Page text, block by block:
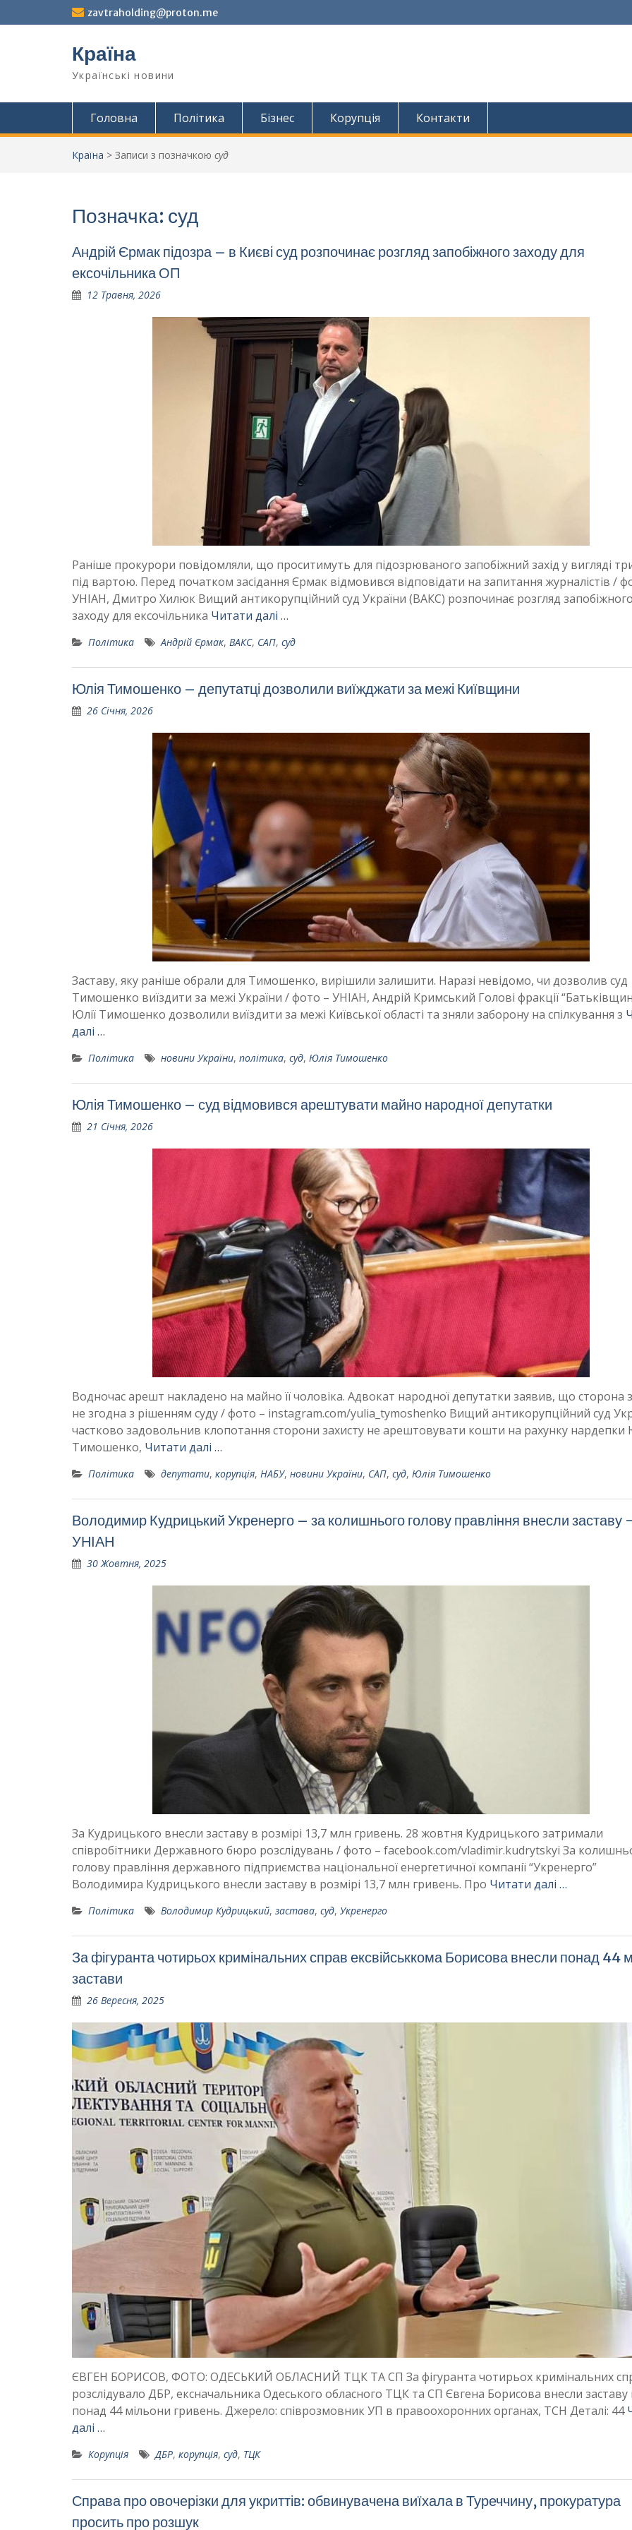
до
zavtraholding@proton.me
Країна
Українські новини
Головна Політика Бізнес Корупція Контакти
Країна > Записи з позначкою суд
Позначка: суд
Андрій Єрмак підозра – в Києві суд розпочинає розгляд запобіжного заходу для
ексочільника ОП
12 Травня, 2026
Раніше прокурори повідомляли, що проситимуть для підозрюваного запобіжний захід у вигляді
під вартою. Перед початком засідання Єрмак відмовився відповідати на запитання журналістів /
УНІАН, Дмитро Хилюк Вищий антикорупційний суд України (ВАКС) розпочинає розгляд
заходу для ексочільника Читати далі …
Політика Андрій Єрмак, ВАКС, САП, суд
Юлія Тимошенко – депутатці дозволили виїжджати за межі Київщини
26 Січня, 2026
Заставу, яку раніше обрали для Тимошенко, вирішили залишити. Наразі невідомо, чи дозволив суд
Тимошенко виїздити за межі України / фото – УНІАН, Андрій Кримський Голові фракції
Юлії Тимошенко дозволили виїздити за межі Київської області та зняли заборону на спілкування з
далі …
Політика новини України, політика, суд, Юлія Тимошенко
Юлія Тимошенко – суд відмовився арештувати майно народної депутатки
21 Січня, 2026
Водночас арешт накладено на майно її чоловіка. Адвокат народної депутатки заявив, що сторона
не згодна з рішенням суду / фото – instagram.com/yulia_tymoshenko Вищий антикорупційний суд
частково задовольнив клопотання сторони захисту не арештовувати кошти на рахунку нардепки
Тимошенко, Читати далі …
Політика депутати, корупція, НАБУ, новини України, САП, суд, Юлія Тимошенко
Володимир Кудрицький Укренерго – за колишнього голову правління внесли
УНІАН
30 Жовтня, 2025
За Кудрицького внесли заставу в розмірі 13,7 млн гривень. 28 жовтня Кудрицького затримали
співробітники Державного бюро розслідувань / фото – facebook.com/vladimir.kudrytskyi За
голову правління державного підприємства національної енергетичної компанії “Укренерго”
Володимира Кудрицького внесли заставу в розмірі 13,7 млн гривень. Про Читати далі …
Політика Володимир Кудрицький, застава, суд, Укренерго
За фігуранта чотирьох кримінальних справ ексвійськкома Борисова внесли понад 44
застави
26 Вересня, 2025
ЄВГЕН БОРИСОВ, ФОТО: ОДЕСЬКИЙ ОБЛАСНИЙ ТЦК ТА СП За фігуранта чотирьох кримінальних
розслідувало ДБР, ексначальника Одеського обласного ТЦК та СП Євгена Борисова внесли заставу
понад 44 мільони гривень. Джерело: співрозмовник УП в правоохоронних органах, ТСН Деталі: 44
далі …
Корупція ДБР, корупція, суд, ТЦК
Справа про овочерізки для укриттів: обвинувачена виїхала в Туреччину, прокуратура
просить про розшук